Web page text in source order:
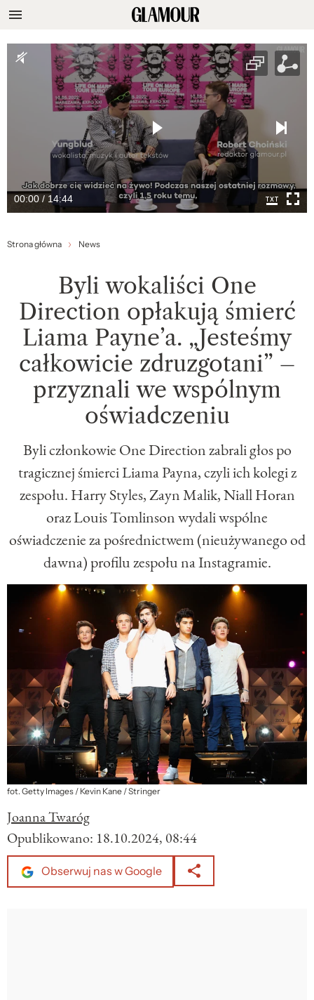
00:00 / 14:44
Strona główna News
Byli wokaliści One
Direction opłakują śmierć
Liama Payne’a. „Jesteśmy
całkowicie zdruzgotani” –
przyznali we wspólnym
oświadczeniu
Byli członkowie One Direction zabrali głos po
tragicznej śmierci Liama Payna, czyli ich kolegi z
zespołu. Harry Styles, Zayn Malik, Niall Horan
oraz Louis Tomlinson wydali wspólne
oświadczenie za pośrednictwem (nieużywanego od
dawna) profilu zespołu na Instagramie.
fot. Getty Images / Kevin Kane / Stringer
Joanna Twaróg
Opublikowano: 18.10.2024, 08:44
Obserwuj nas w Google